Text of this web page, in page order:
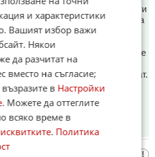
и разбира се ултракапацитети
няма шанс.А към момента това
пасивност подпомага
пясъци от миниГеерала на
и т.н. се
столичани много роптаят
оглушително се ослушват.
,не на Кокорчо.
и характеристики
Вашият избор важи
Някои
да разчитат на
вместо на съгласие;
в Настройки
. Можете да оттеглите
всяко време в
. Политика